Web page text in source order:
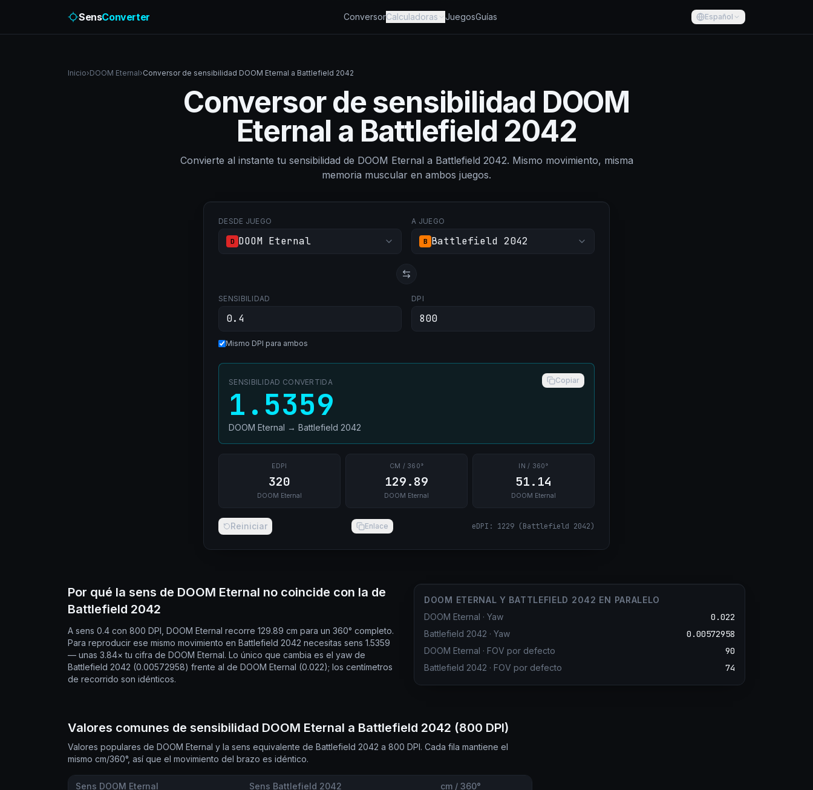
SensConverter ConversorCalculadoras JuegosGuías Español
Inicio›DOOM Eternal›Conversor de sensibilidad DOOM Eternal a Battlefield 2042
Conversor de sensibilidad DOOM
Eternal a Battlefield 2042
Convierte al instante tu sensibilidad de DOOM Eternal a Battlefield 2042. Mismo movimiento, misma
memoria muscular en ambos juegos.
DESDE JUEGO
D DOOM Eternal
A JUEGO
B Battlefield 2042
SENSIBILIDAD DPI
Mismo DPI para ambos
SENSIBILIDAD CONVERTIDA Copiar
1.5359
DOOM Eternal → Battlefield 2042
EDPI
320
DOOM Eternal
CM / 360°
129.89
DOOM Eternal
IN / 360°
51.14
DOOM Eternal
Reiniciar Enlace eDPI : 1229 (Battlefield 2042)
Por qué la sens de DOOM Eternal no coincide con la de
Battlefield 2042
A sens 0.4 con 800 DPI, DOOM Eternal recorre 129.89 cm para un 360° completo.
Para reproducir ese mismo movimiento en Battlefield 2042 necesitas sens 1.5359
— unas 3.84× tu cifra de DOOM Eternal. Lo único que cambia es el yaw de
Battlefield 2042 (0.00572958) frente al de DOOM Eternal (0.022); los centímetros
de recorrido son idénticos.
DOOM ETERNAL Y BATTLEFIELD 2042 EN PARALELO
DOOM Eternal · Yaw 0.022
Battlefield 2042 · Yaw 0.00572958
DOOM Eternal · FOV por defecto 90
Battlefield 2042 · FOV por defecto 74
Valores comunes de sensibilidad DOOM Eternal a Battlefield 2042 (800 DPI)
Valores populares de DOOM Eternal y la sens equivalente de Battlefield 2042 a 800 DPI. Cada fila mantiene el
mismo cm/360°, así que el movimiento del brazo es idéntico.
Sens DOOM Eternal Sens Battlefield 2042 cm / 360°